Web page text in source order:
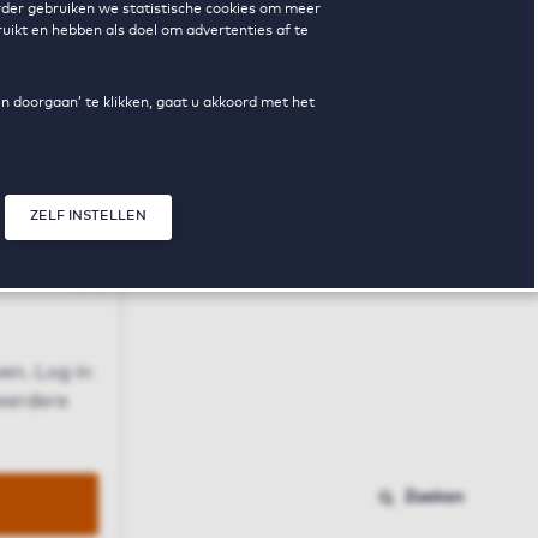
gebruiken we statistische cookies om meer
en hebben als doel om advertenties af te
doorgaan’ te klikken, gaat u akkoord met het
ZELF INSTELLEN
Log in
Zoeken